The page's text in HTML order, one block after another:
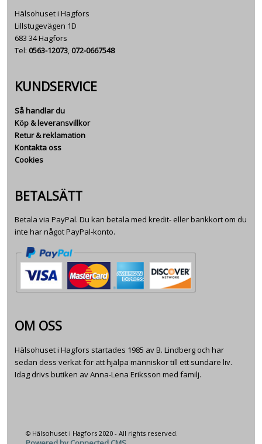
Hälsohuset i Hagfors
Lillstugevägen 1D
683 34 Hagfors
Tel: 0563-12073,072-0667548
KUNDSERVICE
Så handlar du
Köp & leveransvillkor
Retur & reklamation
Kontakta oss
Cookies
BETALSÄTT
Betala via PayPal. Du kan betala med kredit- eller bankkort om du
inte har något PayPal-konto.
OM OSS
Hälsohuset i Hagfors startades 1985 av B. Lindberg och har
sedan dess verkat för att hjälpa människor till ett sundare liv.
Idag drivs butiken av Anna-Lena Eriksson med familj.
© Hälsohuset i Hagfors 2020 - All rights reserved.